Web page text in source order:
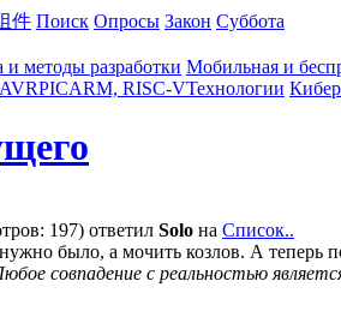
件 Поиск Опросы Закон Суббота
и методы разработки Мобильная и
AVRPICARM, RISC-VТехнологии
197) ответил Solo на Список..
было, а мочить козлов. А теперь
совпадение с реальностью